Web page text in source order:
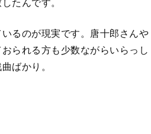
い間、7名のうち女性は私と永井
員を増やす動きが出てきました